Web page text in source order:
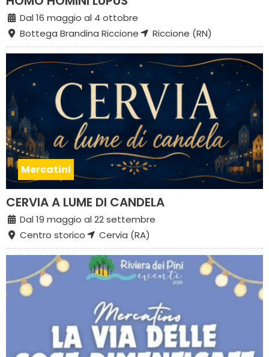
Dal 16 maggio al 4 ottobre
Bottega Brandina Riccione
Riccione (RN)
Mercatini
CERVIA A LUME DI CANDELA
Dal 19 maggio al 22 settembre
Centro storico
Cervia (RA)